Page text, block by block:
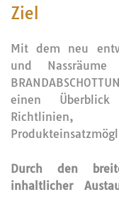
Ziel
Mit dem neu
und
einen
Richtlinien,
Durch den
inhaltlicher